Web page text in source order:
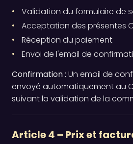
Validation du formulaire de
Acceptation des présentes
Réception du paiement
Envoi de l'email de
Confirmation : Un email de
envoyé automatiquement au
suivant la validation de la
Article 4 – Prix et